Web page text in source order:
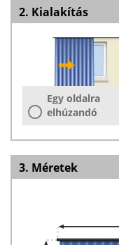
2. Kialakítás
Egy oldalra
elhúzandó
3. Méretek